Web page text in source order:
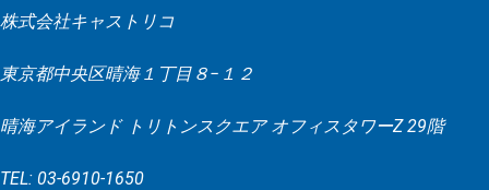
株式会社キャストリコ
東京都中央区晴海１丁目８−１２
晴海アイランド トリトンスクエア オフィスタワーZ 29階
TEL: 03-6910-1650